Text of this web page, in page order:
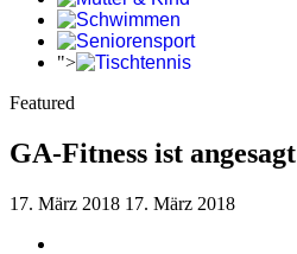
">
Featured
GA-Fitness ist angesagt
17. März 2018 17. März 2018